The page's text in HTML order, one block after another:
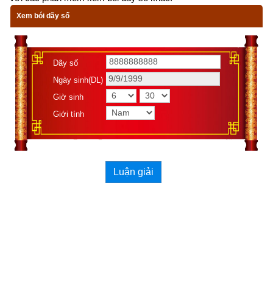
số), PVcomBank (tối đa 9 số trong 12 số),  Oceanbank (tối đa
Xem bói dãy số
Dãy số
Ngày sinh(DL)
Giờ sinh
Giới tính
Luận giải